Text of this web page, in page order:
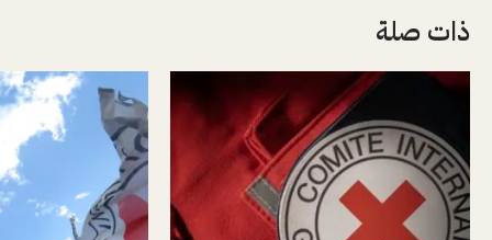
ذات صلة